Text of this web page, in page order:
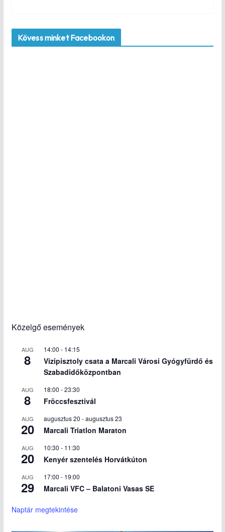
Kövess minket Facebookon
Közelgő események
AUG
8
14:00 - 14:15
Vizipisztoly csata a Marcali Városi Gyógyfürdő és
Szabadidőközpontban
AUG
8
18:00 -23:30
Fröccsfesztivál
AUG
20
augusztus 20 -augusztus 23
Marcali Triatlon Maraton
AUG
20
10:30 - 11:30
Kenyér szentelés Horvátkúton
AUG
29
17:00 - 19:00
Marcali VFC – Balatoni Vasas SE
Naptár megtekintése